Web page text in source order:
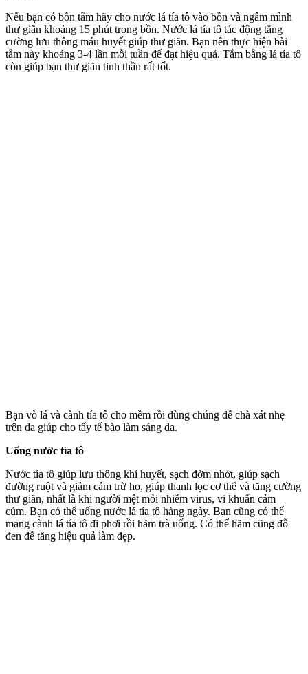
Nếu bạn có bồn tắm hãy cho nước lá tía tô vào bồn và ngâm mình
thư giãn khoảng 15 phút trong bồn. Nước lá tía tô tác động tăng
cường lưu thông máu huyết giúp thư giãn. Bạn nên thực hiện bài
tắm này khoảng 3-4 lần mỗi tuần để đạt hiệu quả. Tắm bằng lá tía tô
còn giúp bạn thư giãn tinh thần rất tốt.
Bạn vò lá và cành tía tô cho mềm rồi dùng chúng để chà xát nhẹ
trên da giúp cho tẩy tế bào làm sáng da.
Uống nước tía tô
Nước tía tô giúp lưu thông khí huyết, sạch đờm nhớt, giúp sạch
đường ruột và giảm cảm trừ ho, giúp thanh lọc c‌ơ th‌ể và tăng cường
thư giãn, nhất là khi người mệt mỏi nhiễm virus, vi khuẩn cảm
cúm. Bạn có thể uống nước lá tía tô hàng ngày. Bạn cũng có thể
mang cành lá tía tô đi phơi rồi hãm trà uống. Có thể hãm cũng đỗ
đen để tăng hiệu quả làm đẹp.